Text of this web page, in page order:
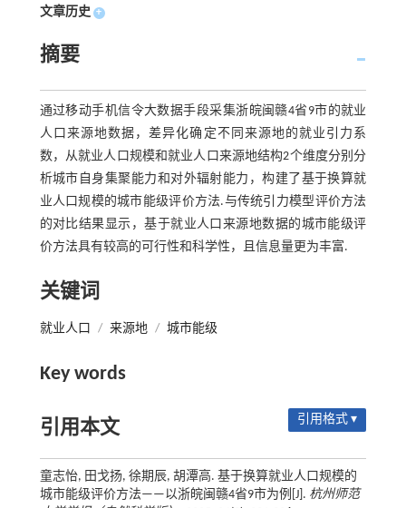
文章历史 +
摘要
通过移动手机信令大数据手段采集浙皖闽赣4省9市的就业
人口来源地数据，差异化确定不同来源地的就业引力系
数，从就业人口规模和就业人口来源地结构2个维度分别分
析城市自身集聚能力和对外辐射能力，构建了基于换算就
业人口规模的城市能级评价方法.与传统引力模型评价方法
的对比结果显示，基于就业人口来源地数据的城市能级评
价方法具有较高的可行性和科学性，且信息量更为丰富.
关键词
就业人口 / 来源地 / 城市能级
Key words
引用本文 引用格式 ▾
童志怡, 田戈扬, 徐期辰, 胡潭高. 基于换算就业人口规模的
城市能级评价方法——以浙皖闽赣4省9市为例[J]. 杭州师范